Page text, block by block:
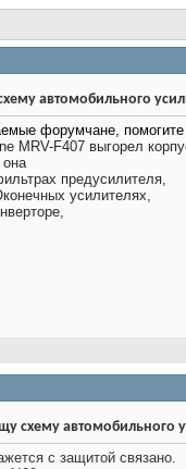
автомобильного
форумчане,
MRV-F407 выгорел
она
предусилителя,
усилителях,
схему автомобильного
с защитой связано.